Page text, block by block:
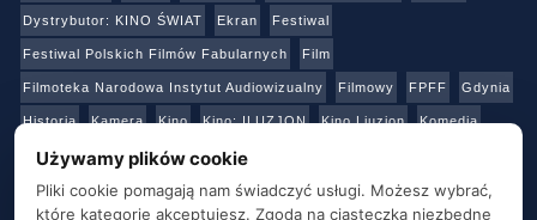
Dystrybutor: KINO ŚWIAT Ekran Festiwal
Festiwal Polskich Filmów Fabularnych Film
Filmoteka Narodowa Instytut Audiowizualny Filmowy FPFF Gdynia
Historia Kamera Kino Kino: ILUZJON Kino Liuzjon Komedia
Konkurs Netflix Online Panasonic
Produkcja Produkcja: Polska Reżyser Sony Sztuka Teatr
Używamy plików cookie
Pliki cookie pomagają nam świadczyć usługi. Możesz wybrać,
które kategorie akceptujesz. Zgoda na ciasteczka niezbędne